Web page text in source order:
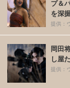
プ＆
を深
提供：
岡田
し屋
提供：